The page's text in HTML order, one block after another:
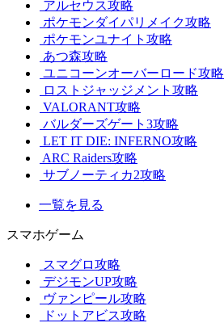
アルセウス攻略
ポケモンダイパリメイク攻略
ポケモンユナイト攻略
あつ森攻略
ユニコーンオーバーロード攻略
ロストジャッジメント攻略
VALORANT攻略
バルダーズゲート3攻略
LET IT DIE: INFERNO攻略
ARC Raiders攻略
サブノーティカ2攻略
一覧を見る
スマホゲーム
スマグロ攻略
デジモンUP攻略
ヴァンピール攻略
ドットアビス攻略